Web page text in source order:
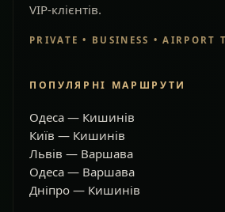
VIP-клієнтів.
PRIVATE • BUSINESS • AIRPORT
ПОПУЛЯРНІ МАРШРУТИ
Одеса — Кишинів
Київ — Кишинів
Львів — Варшава
Одеса — Варшава
Дніпро — Кишинів